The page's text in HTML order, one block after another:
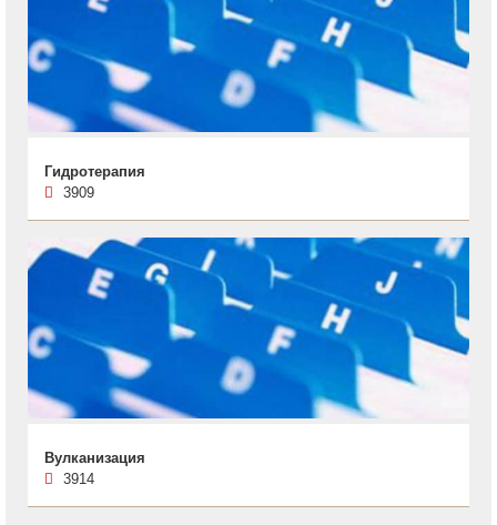
Гидротерапия
3909
Вулканизация
3914